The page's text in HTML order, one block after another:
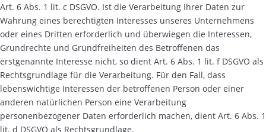
Art. 6 Abs. 1 lit. c DSGVO. Ist die Verarbeitung Ihrer Daten zur
Wahrung eines berechtigten Interesses unseres Unternehmens
oder eines Dritten erforderlich und überwiegen die Interessen,
Grundrechte und Grundfreiheiten des Betroffenen das
erstgenannte Interesse nicht, so dient Art. 6 Abs. 1 lit. f DSGVO als
Rechtsgrundlage für die Verarbeitung. Für den Fall, dass
lebenswichtige Interessen der betroffenen Person oder einer
anderen natürlichen Person eine Verarbeitung
personenbezogener Daten erforderlich machen, dient Art. 6 Abs. 1
lit. d DSGVO als Rechtsgrundlage.